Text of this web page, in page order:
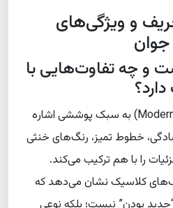
و ویژگی‌های
و چه تفاوت‌هایی با
(Modern Style) به سبک پوششی اشاره
خطوط تمیز، رنگ‌های خنثی
را با هم ترکیب می‌کند.
کلاسیک نشان می‌دهد که